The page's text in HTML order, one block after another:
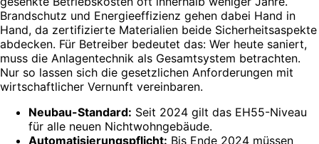
Brandschutz und Energieeffizienz gehen dabei Hand in
Hand, da zertifizierte Materialien beide Sicherheitsaspekte
abdecken. Für Betreiber bedeutet das: Wer heute saniert,
muss die Anlagentechnik als Gesamtsystem betrachten.
Nur so lassen sich die gesetzlichen Anforderungen mit
wirtschaftlicher Vernunft vereinbaren.
Neubau-Standard: Seit 2024 gilt das EH55-Niveau
für alle neuen Nichtwohngebäude.
Automatisierungspflicht: Bis Ende 2024 müssen